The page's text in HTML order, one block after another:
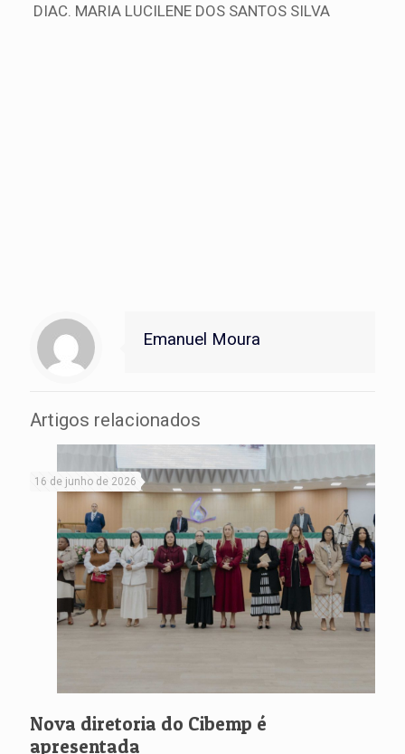
DIAC. MARIA LUCILENE DOS SANTOS SILVA
Emanuel Moura
Artigos relacionados
16 de junho de 2026
Nova diretoria do Cibemp é
apresentada